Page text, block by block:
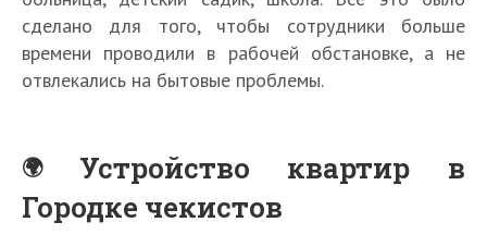
сделано для того, чтобы сотрудники больше
времени проводили в рабочей обстановке, а не
отвлекались на бытовые проблемы.
Устройство квартир в
Городке чекистов